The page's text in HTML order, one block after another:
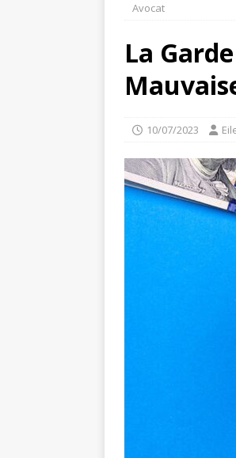
Avocat
La
10/07/2023